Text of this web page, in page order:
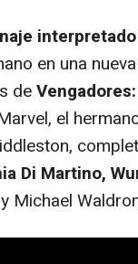
en una
de
el
Di Martino,
Michael